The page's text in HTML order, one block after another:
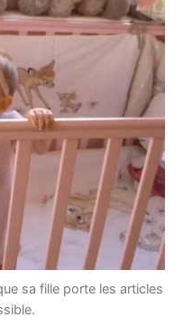
sa fille porte les articles